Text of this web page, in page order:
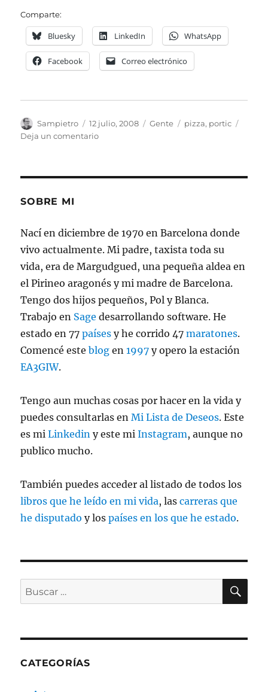
Comparte:
Bluesky LinkedIn WhatsApp
Facebook Correo electrónico
Autor
Sampietro
Publicado
el
12 julio, 2008 Categorías
Gente Etiquetas
pizza, portic
Deja un comentarioen
SOBRE MI
Nací en diciembre de 1970 en Barcelona donde
vivo actualmente. Mi padre, taxista toda su
vida, era de Margudgued, una pequeña aldea en
el Pirineo aragonés y mi madre de Barcelona.
Tengo dos hijos pequeños, Pol y Blanca.
Trabajo en Sage desarrollando software. He
estado en 77países y he corrido 47maratones.
Comencé esteblog en1997 y opero la estación
EA3GIW.
Tengo aun muchas cosas por hacer en la vida y
puedes consultarlas enMi Lista de Deseos. Este
es miLinkedin y este miInstagram, aunque no
publico mucho.
También puedes acceder al listado de todos los
libros que he leído en mi vida, lascarreras que
he disputado y lospaíses en los que he estado.
Buscar
por:
CATEGORÍAS